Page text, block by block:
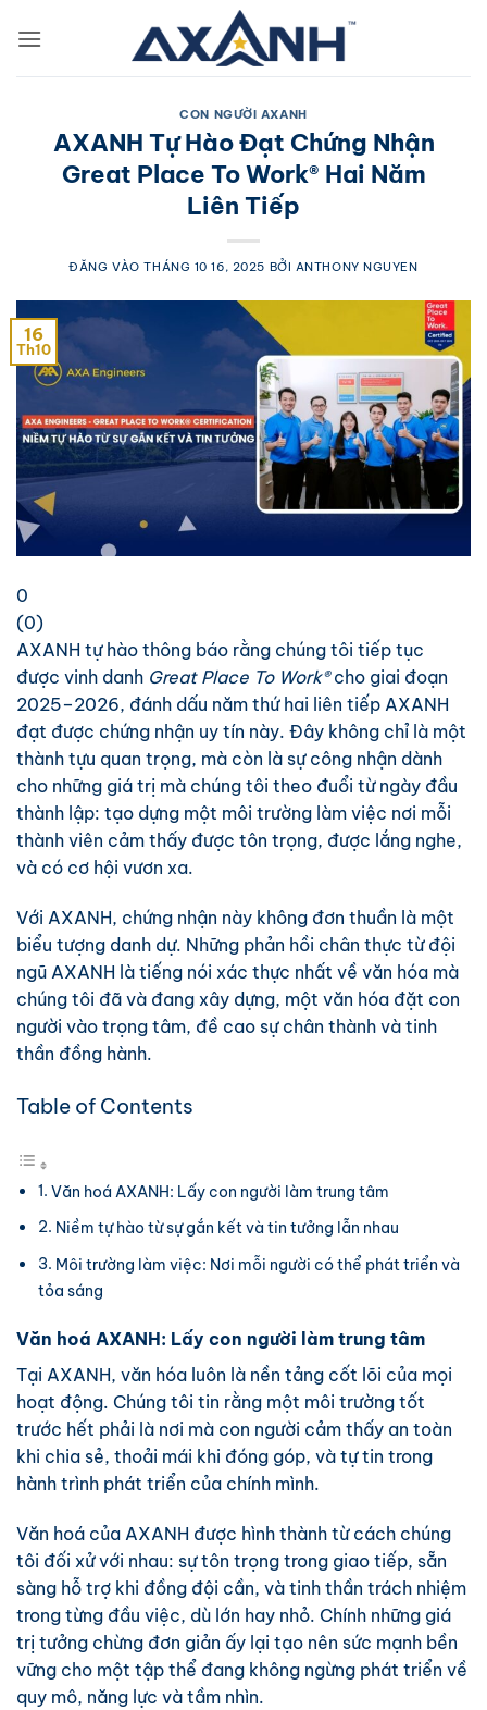
qua
CON NGƯỜI AXANH
AXANH Tự Hào Đạt Chứng Nhận
Great Place To Work® Hai Năm
Liên Tiếp
ĐĂNG VÀOTHÁNG 10 16, 2025 BỞI ANTHONY NGUYEN
16
Th10
0
(0)
AXANH tự hào thông báo rằng chúng tôi tiếp tục
được vinh danh Great Place To Work®cho giai đoạn
2025–2026, đánh dấu năm thứ hai liên tiếp AXANH
đạt được chứng nhận uy tín này. Đây không chỉ là một
thành tựu quan trọng, mà còn là sự công nhận dành
cho những giá trị mà chúng tôi theo đuổi từ ngày đầu
thành lập: tạo dựng một môi trường làm việc nơi mỗi
thành viên cảm thấy được tôn trọng, được lắng nghe,
và có cơ hội vươn xa.
Với AXANH, chứng nhận này không đơn thuần là một
biểu tượng danh dự. Những phản hồi chân thực từ đội
ngũ AXANH là tiếng nói xác thực nhất về văn hóa mà
chúng tôi đã và đang xây dựng, một văn hóa đặt con
người vào trọng tâm, đề cao sự chân thành và tinh
thần đồng hành.
Table of Contents
Văn hoá AXANH: Lấy con người làm trung tâm
Niềm tự hào từ sự gắn kết và tin tưởng lẫn nhau
Môi trường làm việc: Nơi mỗi người có thể phát triển và
tỏa sáng
Văn hoá AXANH: Lấy con người làm trung tâm
Tại AXANH, văn hóa luôn là nền tảng cốt lõi của mọi
hoạt động. Chúng tôi tin rằng một môi trường tốt
trước hết phải là nơi mà con người cảm thấy an toàn
khi chia sẻ, thoải mái khi đóng góp, và tự tin trong
hành trình phát triển của chính mình.
Văn hoá của AXANH được hình thành từ cách chúng
tôi đối xử với nhau: sự tôn trọng trong giao tiếp, sẵn
sàng hỗ trợ khi đồng đội cần, và tinh thần trách nhiệm
trong từng đầu việc, dù lớn hay nhỏ. Chính những giá
trị tưởng chừng đơn giản ấy lại tạo nên sức mạnh bền
vững cho một tập thể đang không ngừng phát triển về
quy mô, năng lực và tầm nhìn.